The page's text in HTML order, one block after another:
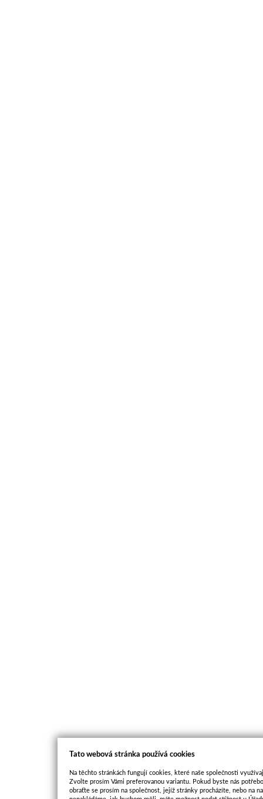
Tato webová stránka používá cookies
Na těchto stránkách fungují cookies, které naše společnosti
Zvolte prosím Vámi preferovanou variantu. Pokud byste nás
obraťte se prosím na společnost, jejíž stránky procházíte, nebo na